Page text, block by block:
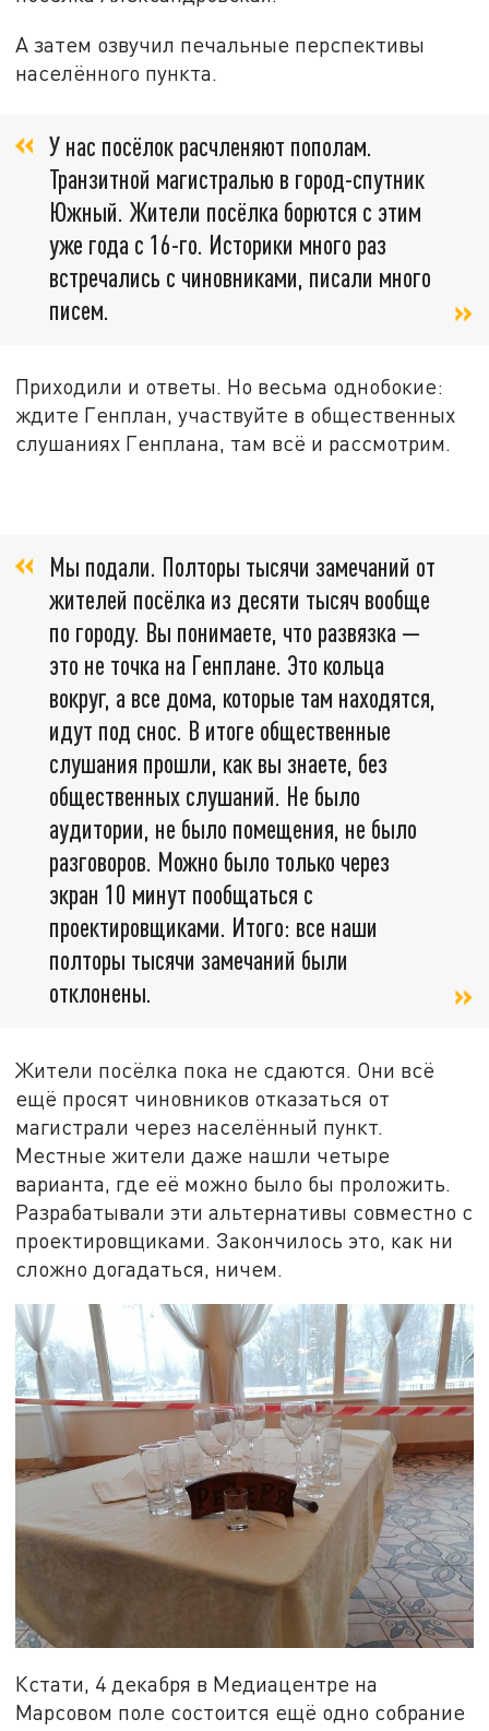
А затем озвучил печальные перспективы
населённого пункта.
У нас посёлок расчленяют пополам.
Транзитной магистралью в город-спутник
Южный. Жители посёлка борются с этим
уже года с 16-го. Историки много раз
встречались с чиновниками, писали много
писем.
Приходили и ответы. Но весьма однобокие:
ждите Генплан, участвуйте в общественных
слушаниях Генплана, там всё и рассмотрим.
Мы подали. Полторы тысячи замечаний от
жителей посёлка из десяти тысяч вообще
по городу. Вы понимаете, что развязка —
это не точка на Генплане. Это кольца
вокруг, а все дома, которые там находятся,
идут под снос. В итоге общественные
слушания прошли, как вы знаете, без
общественных слушаний. Не было
аудитории, не было помещения, не было
разговоров. Можно было только через
экран 10 минут пообщаться с
проектировщиками. Итого: все наши
полторы тысячи замечаний были
отклонены.
Жители посёлка пока не сдаются. Они всё
ещё просят чиновников отказаться от
магистрали через населённый пункт.
Местные жители даже нашли четыре
варианта, где её можно было бы проложить.
Разрабатывали эти альтернативы совместно с
проектировщиками. Закончилось это, как ни
сложно догадаться, ничем.
Кстати, 4 декабря в Медиацентре на
Марсовом поле состоится ещё одно собрание